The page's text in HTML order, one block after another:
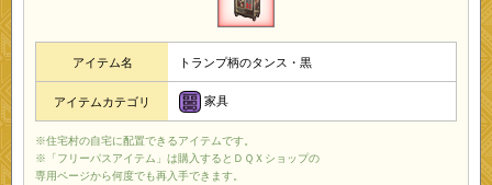
アイテム名 トランプ柄のタンス・黒
アイテムカテゴリ 家具
※住宅村の自宅に配置できるアイテムです。
※「フリーパスアイテム」は購入するとＤＱＸショップの
専用ページから何度でも再入手できます。